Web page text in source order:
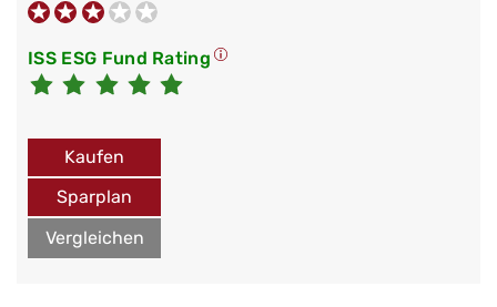
ISS ESG Fund Rating
Kaufen
Sparplan
Vergleichen